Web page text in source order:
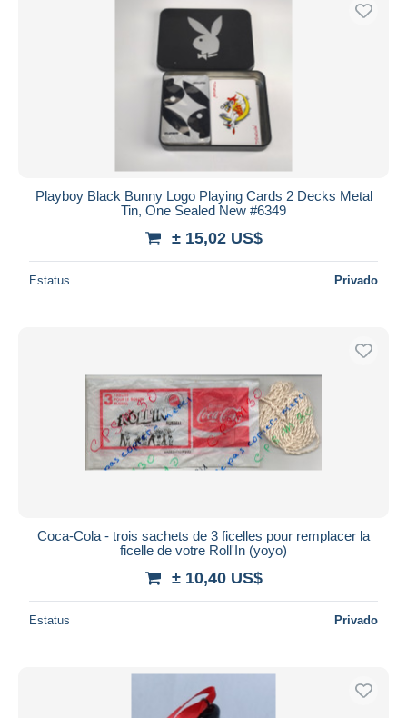
Sólo con descuento
Transferencia bancaria
iDeal
Maestro
Deseleccionar todo
Aplicar
Playboy Black Bunny Logo Playing Cards 2 Decks Metal
Tin, One Sealed New #6349
± 15,02 US$
Estatus Privado
Coca-Cola - trois sachets de 3 ficelles pour remplacer la
ficelle de votre Roll'In (yoyo)
± 10,40 US$
Estatus Privado